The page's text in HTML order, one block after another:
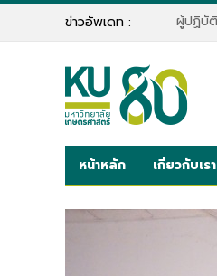
ข่าวอัพเดท :
หน้าหลัก เกี่ยวกับเรา